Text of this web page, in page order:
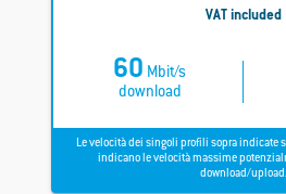
VAT included
60 Mbit/s
download
Le velocità dei singoli profili sopra indicate
indicano le velocità massime
download/upload.